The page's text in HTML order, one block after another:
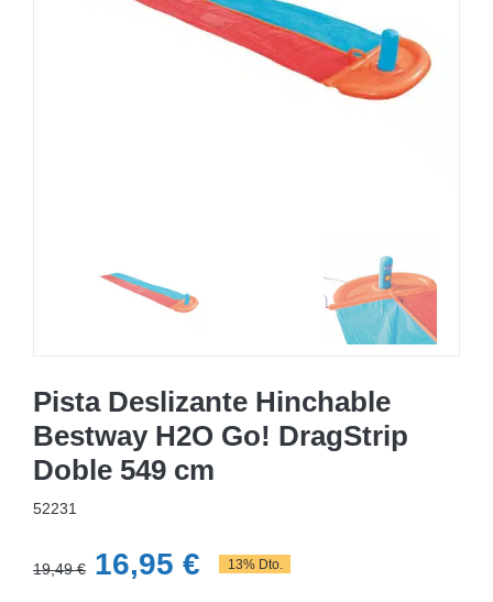
MOBILIARIO HINCHABLE
Pista Deslizante Hinchable
Bestway H2O Go! DragStrip
Doble 549 cm
52231
19,49€ El
16,95 €El13% Dto.